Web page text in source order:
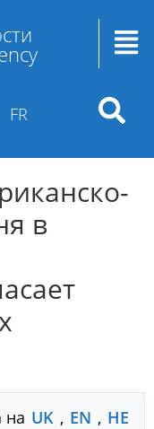
FR
в
на UK , EN , HE